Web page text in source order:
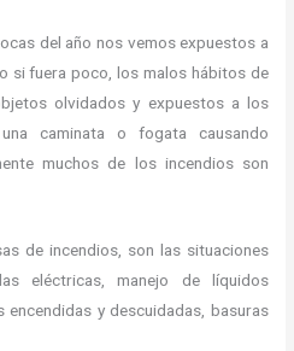
del año nos vemos expuestos a
si fuera poco, los malos hábitos de
olvidados y expuestos a los
caminata o fogata causando
muchos de los incendios son
de incendios, son las situaciones
eléctricas, manejo de líquidos
encendidas y descuidadas, basuras